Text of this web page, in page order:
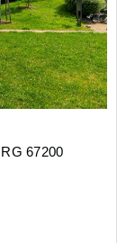
67200